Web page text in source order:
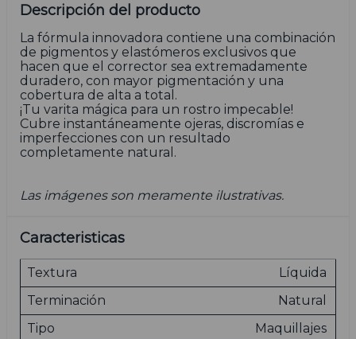
Descripción del producto
La fórmula innovadora contiene una combinación
de pigmentos y elastómeros exclusivos que
hacen que el corrector sea extremadamente
duradero, con mayor pigmentación y una
cobertura de alta a total.
¡Tu varita mágica para un rostro impecable!
Cubre instantáneamente ojeras, discromías e
imperfecciones con un resultado
completamente natural.
Las imágenes son meramente ilustrativas.
Caracteristicas
Textura
Líquida
Terminación
Natural
Tipo
Maquillajes